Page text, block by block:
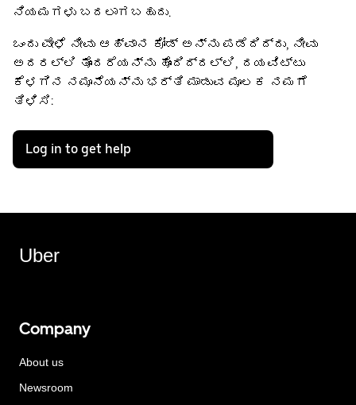
ನಿಯಮಗಳು ಬದಲಾಗಬಹುದು.
ಒಂದು ವೇಳೆ ನೀವು ಆಹ್ವಾನ ಕೋಡ್ ಅನ್ನು ಪಡೆದಿದ್ದು, ನೀವು
ಅದರಲ್ಲಿ ತೊಂದರೆಯನ್ನು ಹೊಂದಿದ್ದಲ್ಲಿ, ದಯವಿಟ್ಟು
ಕೆಳಗಿನ ನಮೂನೆಯನ್ನು ಭರ್ತಿ ಮಾಡುವ ಮೂಲಕ ನಮಗೆ
ತಿಳಿಸಿ:
Log in to get help
Uber
Company
About us
Newsroom